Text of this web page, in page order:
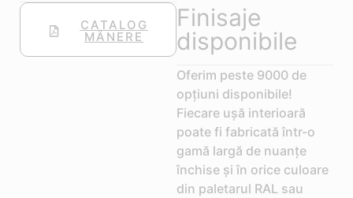
CATALOG
MÂNERE
Finisaje
disponibile
Oferim peste 9000 de
opțiuni disponibile!
Fiecare ușă interioară
poate fi fabricată într-o
gamă largă de nuanțe
închise și în orice culoare
din paletarul RAL sau